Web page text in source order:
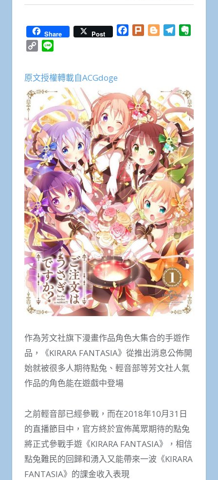
Share Post Facebook
Plurk BloggerTelegram
Copy
原文授權轉載自ACGdoge
作為芳文社旗下漫畫作品角色大集合的手遊作
品，《KIRARA FANTASIA》從推出消息公佈開
始就被很多人期待點兔、輕音部等芳文社人氣
作品的角色能在遊戲中登場
之前輕音部已經參戰，而在2018年10月31日
的直播節目中，官方終於宣佈萬眾期待的點兔
將正式參戰手遊《KIRARA FANTASIA》，相信
點兔難民的回歸和湧入又能帶來一波《KIRARA
FANTASIA》的課金收入表現